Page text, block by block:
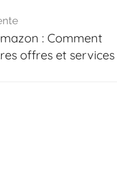
: Comment
offres et services